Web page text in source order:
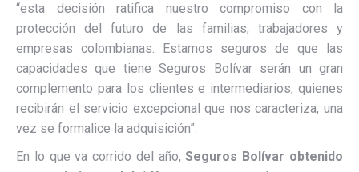
“esta decisión ratifica nuestro compromiso con la
protección del futuro de las familias, trabajadores y
empresas colombianas. Estamos seguros de que las
capacidades que tiene Seguros Bolívar serán un gran
complemento para los clientes e intermediarios, quienes
recibirán el servicio excepcional que nos caracteriza, una
vez se formalice la adquisición”.
En lo que va corrido del año,Seguros Bolívar obtenido